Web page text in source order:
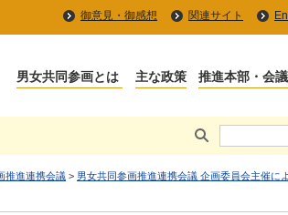
御意見・御感想 関連サイト
推進連携会議 > 男女共同参画推進連携会議 企画委員会主催に